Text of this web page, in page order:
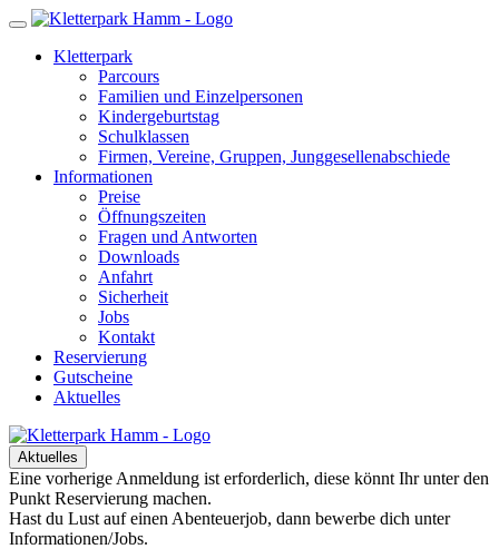
Kletterpark
Parcours
Familien und Einzelpersonen
Kindergeburtstag
Schulklassen
Firmen, Vereine, Gruppen, Junggesellenabschiede
Informationen
Preise
Öffnungszeiten
Fragen und Antworten
Downloads
Anfahrt
Sicherheit
Jobs
Kontakt
Reservierung
Gutscheine
Aktuelles
Aktuelles
Eine vorherige Anmeldung ist erforderlich, diese könnt Ihr unter den
Punkt Reservierung machen.
Hast du Lust auf einen Abenteuerjob, dann bewerbe dich unter
Informationen/Jobs.